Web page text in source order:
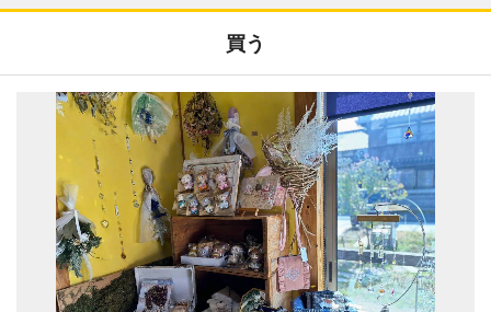
買う